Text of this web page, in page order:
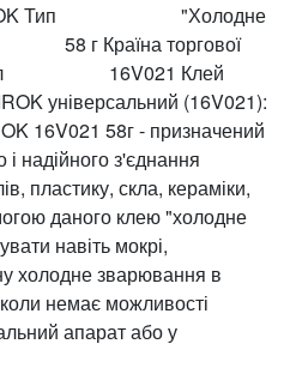
Тип "Холодне
г Країна торгової
16V021 Клей
універсальний (16V021):
16V021 58г - призначений
надійного з'єднання
пластику, скла, кераміки,
даного клею "холодне
навіть мокрі,
холодне зварювання в
немає можливості
апарат або у